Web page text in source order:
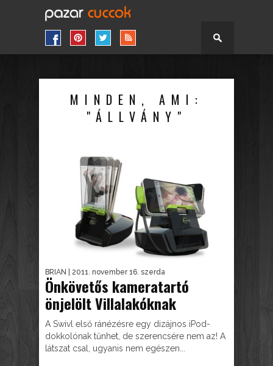
MINDEN, AMI:
"ÁLLVÁNY"
BRIAN | 2011. november 16. szerda
Önkövetős kameratartó
önjelölt Villalakóknak
A Swivl első ránézésre egy dizájnos iPod-
dokkolónak tűnhet, de szerencsére nem az! A
látszat csal, ugyanis nem egészen...